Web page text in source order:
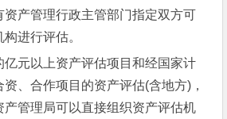
资产管理行政主管部门指定双方可
进行评估。
元以上资产评估项目和经国家计
、合作项目的资产评估(含地方)，
产管理局可以直接组织资产评估机